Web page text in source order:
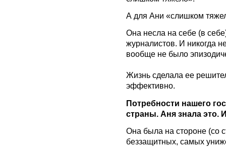
А для Ани «слишком
Она несла на себе (в
журналистов. И никогда
вообще не было
Жизнь сделала ее
эффективно.
Потребности нашего
страны. Аня знала это.
Она была на стороне (со
беззащитных, самых